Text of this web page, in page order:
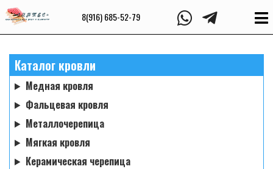
8(916) 685-52-79
Каталог кровли
Медная кровля
Фальцевая кровля
Металлочерепица
Мягкая кровля
Керамическая черепица